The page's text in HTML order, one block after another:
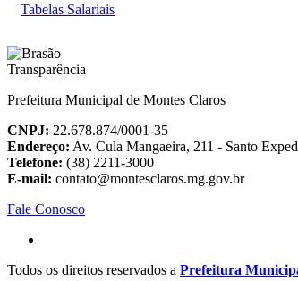
Tabelas Salariais
Prefeitura Municipal de Montes Claros
CNPJ: 22.678.874/0001-35
Endereço: Av. Cula Mangaeira, 211 - Santo
Telefone: (38) 2211-3000
E-mail: contato@montesclaros.mg.gov.br
Fale Conosco
Todos os direitos reservados a Prefeitura